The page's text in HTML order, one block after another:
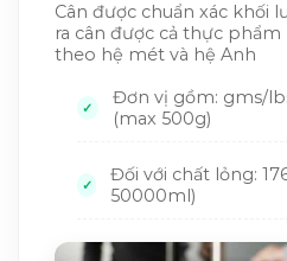
Cân được chuẩn xác khối
ra cân được cả thực
theo hệ mét và hệ Anh
Đơn vị gồm: gms/
(max 500g)
Đối với chất lỏng:
50000ml)